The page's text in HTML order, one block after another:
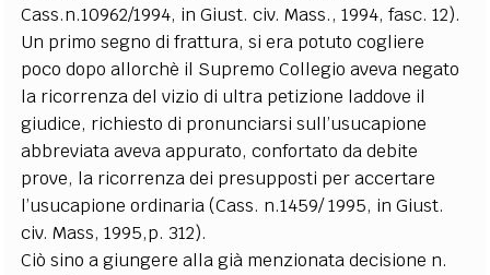
Cass.n.10962/1994, in Giust. civ. Mass., 1994, fasc. 12).
Un primo segno di frattura, si era potuto cogliere
poco dopo allorchè il Supremo Collegio aveva negato
la ricorrenza del vizio di ultra petizione laddove il
giudice, richiesto di pronunciarsi sull’usucapione
abbreviata aveva appurato, confortato da debite
prove, la ricorrenza dei presupposti per accertare
l’usucapione ordinaria (Cass. n.1459/ 1995, in Giust.
civ. Mass, 1995,p. 312).
Ciò sino a giungere alla già menzionata decisione n.